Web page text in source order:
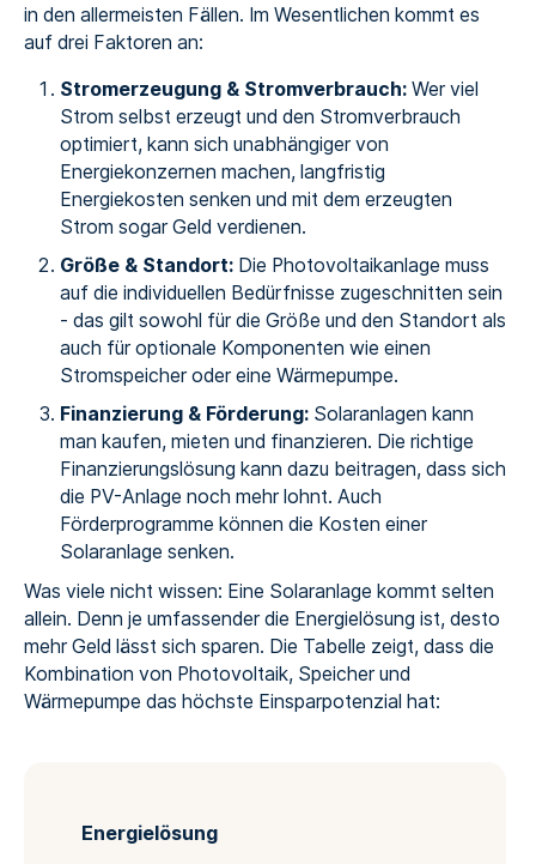
in den allermeisten Fällen. Im Wesentlichen kommt es
auf drei Faktoren an:
Stromerzeugung & Stromverbrauch:Wer viel
Strom selbst erzeugt und den Stromverbrauch
optimiert, kann sich unabhängiger von
Energiekonzernen machen, langfristig
Energiekosten senken und mit dem erzeugten
Strom sogar Geld verdienen.
Größe & Standort:Die Photovoltaikanlage muss
auf die individuellen Bedürfnisse zugeschnitten sein
- das gilt sowohl für die Größe und den Standort als
auch für optionale Komponenten wie einen
Stromspeicher oder eine Wärmepumpe.
Finanzierung & Förderung:Solaranlagen kann
man kaufen, mieten und finanzieren. Die richtige
Finanzierungslösung kann dazu beitragen, dass sich
die PV-Anlage noch mehr lohnt. Auch
Förderprogramme können die Kosten einer
Solaranlage senken.
Was viele nicht wissen: Eine Solaranlage kommt selten
allein. Denn je umfassender die Energielösung ist, desto
mehr Geld lässt sich sparen. Die Tabelle zeigt, dass die
Kombination von Photovoltaik, Speicher und
Wärmepumpe das höchste Einsparpotenzial hat:
Energielösung